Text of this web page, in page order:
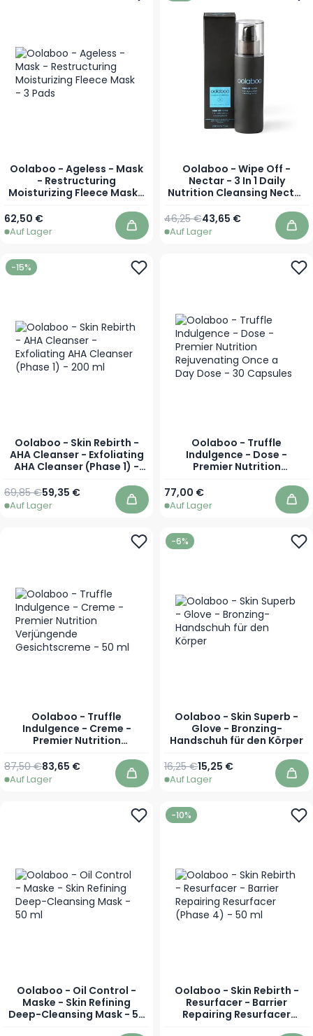
Oolaboo - Ageless - Mask
- Restructuring
Moisturizing Fleece Mask -
62,50 €
Auf Lager In den Warenkorb
Oolaboo - Wipe Off -
Nectar - 3 In 1 Daily
Nutrition Cleansing Nectar
Sonderpreis
43,65 €
Regulärer Preis
46,25 €
Auf Lager In
-15%
Oolaboo - Skin Rebirth -
AHA Cleanser - Exfoliating
AHA Cleanser (Phase 1) -
Sonderpreis
59,35 €
Regulärer Preis
69,85 €
Auf Lager In den Warenkorb
Oolaboo - Truffle
Indulgence - Dose -
Premier Nutrition
Dose - 30 Capsules
77,00 €
Auf Lager In
Oolaboo - Truffle
Indulgence - Creme -
Premier Nutrition
Gesichtscreme - 50 ml
Sonderpreis
83,65 €
Regulärer Preis
87,50 €
Auf Lager In den Warenkorb
-6%
Oolaboo - Skin Superb -
Glove - Bronzing-
Handschuh für den Körper
Sonderpreis
15,25 €
Regulärer Preis
16,25 €
Auf Lager In
Oolaboo - Oil Control -
Maske - Skin Refining
Deep-Cleansing Mask - 50
-10%
Oolaboo - Skin Rebirth -
Resurfacer - Barrier
Repairing Resurfacer